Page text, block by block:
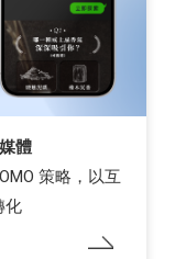
體
策略，以互
化